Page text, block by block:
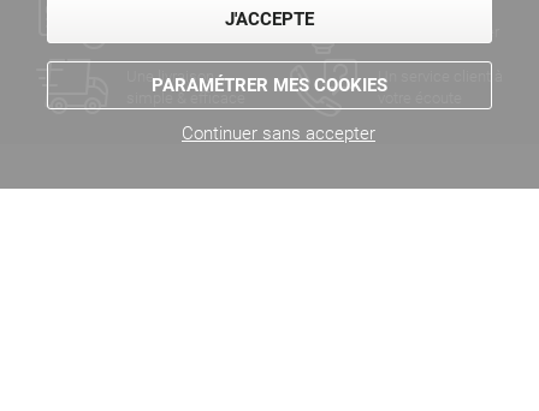
Une livraison
simple & efficace
Un service client à
votre écoute
J'ACCEPTE
PARAMÉTRER MES COOKIES
Continuer sans accepter